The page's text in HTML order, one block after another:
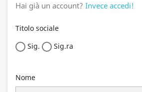
Hai già un account? Invece accedi!
Titolo sociale
Sig.
Sig.ra
Nome